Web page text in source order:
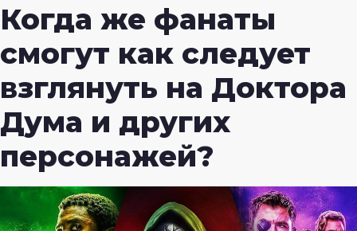
Когда же фанаты
смогут как следует
взглянуть на Доктора
Дума и других
персонажей?